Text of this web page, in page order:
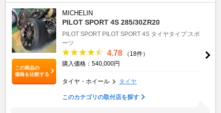
この商品の
価格を比較する
MICHELIN
PILOT SPORT 4S 285/30ZR20
PILOT SPORT PILOT SPORT 4S タイヤタイプ:スポ
ーツ
4.78
（18件）
購入価格：540,000円
タイヤ・ホイール タイヤ
このカテゴリの取付店を探す